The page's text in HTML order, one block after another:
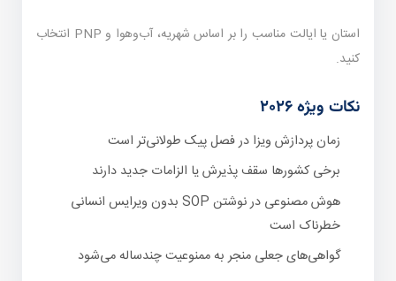
استان یا ایالت مناسب را بر اساس شهریه، آب‌وهوا و PNP انتخاب
کنید.
نکات ویژه ۲۰۲۶
زمان پردازش ویزا در فصل پیک طولانی‌تر است
برخی کشورها سقف پذیرش یا الزامات جدید دارند
هوش مصنوعی در نوشتن SOP بدون ویرایس انسانی
خطرناک است
گواهی‌های جعلی منجر به ممنوعیت چندساله می‌شود